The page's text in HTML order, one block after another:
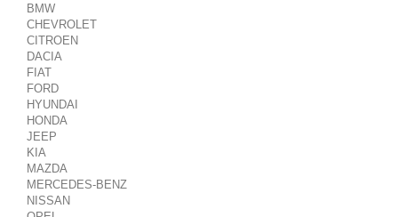
BMW
CHEVROLET
CITROEN
DACIA
FIAT
FORD
HYUNDAI
HONDA
JEEP
KIA
MAZDA
MERCEDES-BENZ
NISSAN